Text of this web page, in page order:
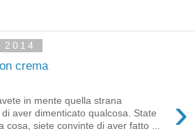
crema
›
in mente quella strana
aver dimenticato qualcosa. State
cosa, siete convinte di aver fatto ...